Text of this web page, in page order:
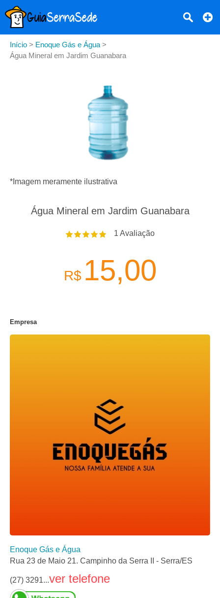
Início > Enoque Gás e Água >
Água Mineral em Jardim Guanabara
*Imagem meramente ilustrativa
Água Mineral em Jardim Guanabara
1 Avaliação
R$ 15,00
Empresa
Enoque Gás e Água
Rua 23 de Maio 21. Campinho da Serra II - Serra/ES
(27) 3291...ver telefone